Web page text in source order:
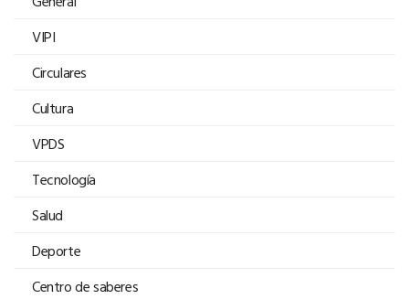
VIPI
Circulares
Cultura
VPDS
Tecnología
Salud
Deporte
Centro de saberes